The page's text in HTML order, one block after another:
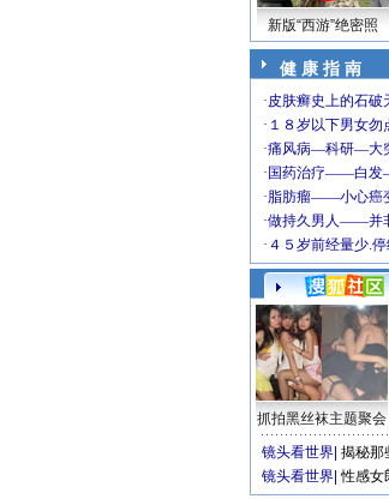
新版“西游”绝密照
健 康 指 南
抓拍黑丝袜主题聚会
镜头看世界 揭秘那
镜头看世界 性感女